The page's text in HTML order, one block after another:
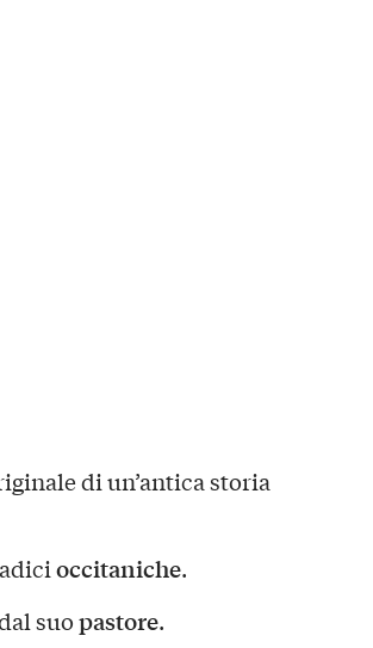
di un’antica storia
occitaniche.
suopastore.